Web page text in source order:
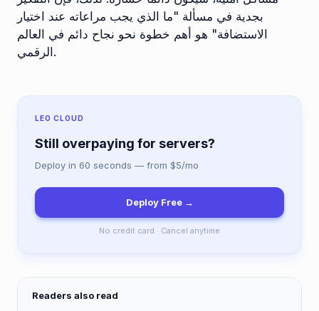
بجدية في مسألة "ما الذي يجب مراعاته عند اختيار
الاستضافة" هو أهم خطوة نحو نجاح دائم في العالم
الرقمي.
LEO CLOUD
Still overpaying for servers?
Deploy in 60 seconds — from $5/mo
Deploy Free →
No credit card · Cancel anytime
Readers also read